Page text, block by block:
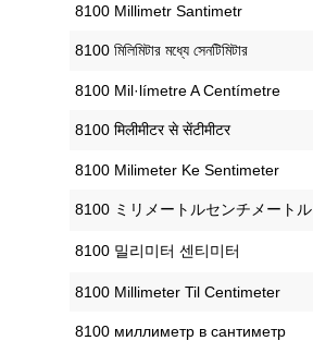
‎8100 Millimetr Santimetr
‎8100 মিলিমিটার মধ্যে সেনটিমিটার
‎8100 Mil·límetre A Centímetre
‎8100 मिलीमीटर से सेंटीमीटर
‎8100 Milimeter Ke Sentimeter
‎8100 ミリメートルセンチメートル
‎8100 밀리미터 센티미터
‎8100 Millimeter Til Centimeter
‎8100 миллиметр в сантиметр